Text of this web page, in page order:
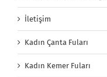
İletişim
Kadın Çanta Fuları
Kadın Kemer Fuları